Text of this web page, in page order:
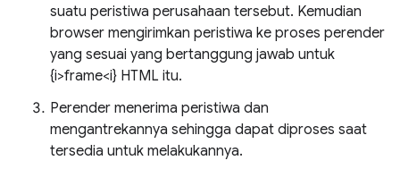
suatu peristiwa perusahaan tersebut. Kemudian
browser mengirimkan peristiwa ke proses perender
yang sesuai yang bertanggung jawab untuk
{i>frame<i} HTML itu.
Perender menerima peristiwa dan
mengantrekannya sehingga dapat diproses saat
tersedia untuk melakukannya.